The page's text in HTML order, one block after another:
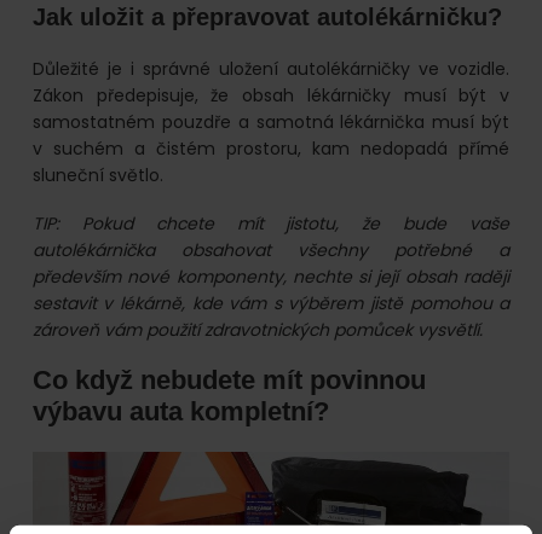
Jak uložit a přepravovat autolékárničku?
Důležité je i správné uložení autolékárničky ve vozidle.
Zákon předepisuje, že obsah lékárničky musí být v
samostatném pouzdře a samotná lékárnička musí být
v suchém a čistém prostoru, kam nedopadá přímé
sluneční světlo.
TIP: Pokud chcete mít jistotu, že bude vaše
autolékárnička obsahovat všechny potřebné a
především nové komponenty, nechte si její obsah raději
sestavit v lékárně, kde vám s výběrem jistě pomohou a
zároveň vám použití zdravotnických pomůcek vysvětlí.
Co když nebudete mít povinnou
výbavu auta kompletní?